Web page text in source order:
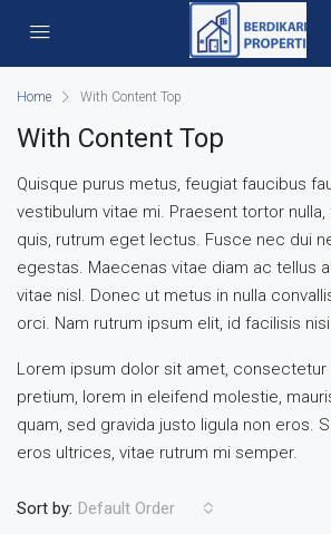
Home With Content Top
With Content Top
Quisque purus metus, feugiat faucibus
vestibulum vitae mi. Praesent tortor
quis, rutrum eget lectus. Fusce nec dui
egestas. Maecenas vitae diam ac tellus
vitae nisl. Donec ut metus in nulla
orci. Nam rutrum ipsum elit, id facilisis
Lorem ipsum dolor sit amet, consectetur
pretium, lorem in eleifend molestie,
quam, sed gravida justo ligula non eros.
eros ultrices, vitae rutrum mi semper.
Sort by: Default Order